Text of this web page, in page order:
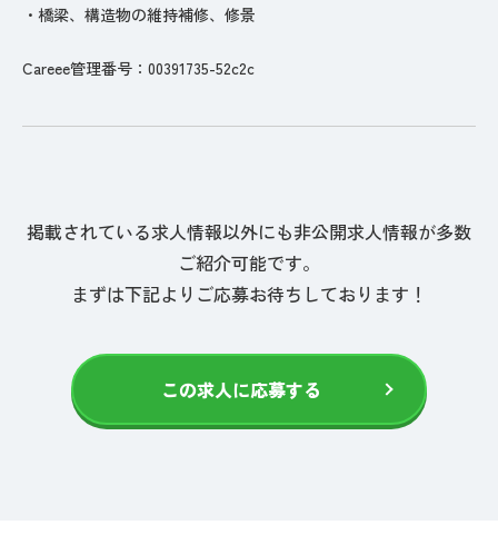
・橋梁、構造物の維持補修、修景
Careee管理番号：00391735-52c2c
掲載されている求人情報以外にも非公開求人情報が多数
ご紹介可能です。
まずは下記よりご応募お待ちしております！
この求人に応募する